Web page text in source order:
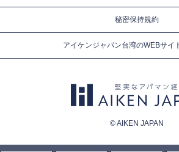
秘密保持規約
アイケンジャパン台湾のWEBサイ
© AIKEN JAPAN